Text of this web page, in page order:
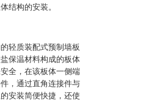
结构的安装。
轻质装配式预制墙板
保温材料构成的板体
全，在该板体一侧端
，通过直角连接件与
安装简便快捷，还使